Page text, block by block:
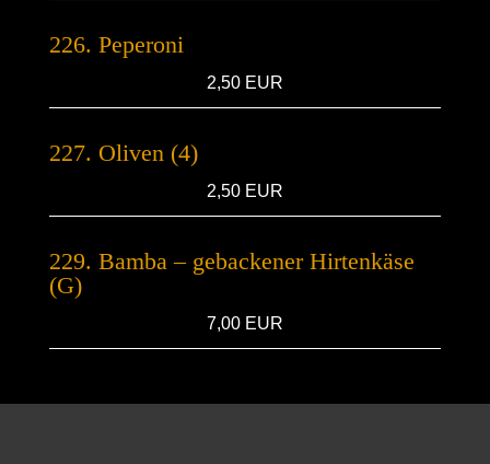
226. Peperoni
2,50 EUR
227. Oliven (4)
2,50 EUR
229. Bamba – gebackener Hirtenkäse
(G)
7,00 EUR